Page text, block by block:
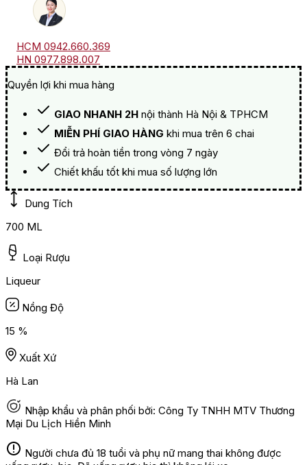
HCM 0942.660.369
HN 0977.898.007
Quyền lợi khi mua hàng
GIAO NHANH 2H nội thành Hà Nội & TPHCM
MIỄN PHÍ GIAO HÀNG khi mua trên 6 chai
Đổi trả hoàn tiền trong vòng 7 ngày
Chiết khấu tốt khi mua số lượng lớn
Dung Tích
700 ML
Loại Rượu
Liqueur
Nồng Độ
15 %
Xuất Xứ
Hà Lan
Nhập khẩu và phân phối bởi: Công Ty TNHH MTV Thương
Mại Du Lịch Hiền Minh
Người chưa đủ 18 tuổi và phụ nữ mang thai không được